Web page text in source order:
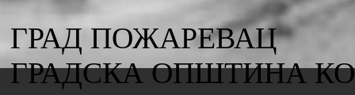
ГРАД ПОЖАРЕВАЦ
ГРАДСКА ОПШТИНА